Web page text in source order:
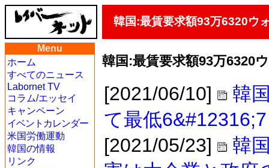
韓国:最賃要求額93万6320ウ
Menu
ホーム
すべてのニュース
Labornet TV
コラム/エッセイ
キャンペーン
イベントカレンダー
米国労働運動
韓国の情報
リンク
韓国:最賃要求額93万6320
[2021/06/10]
韓
て最低
[2021/05/23]
韓